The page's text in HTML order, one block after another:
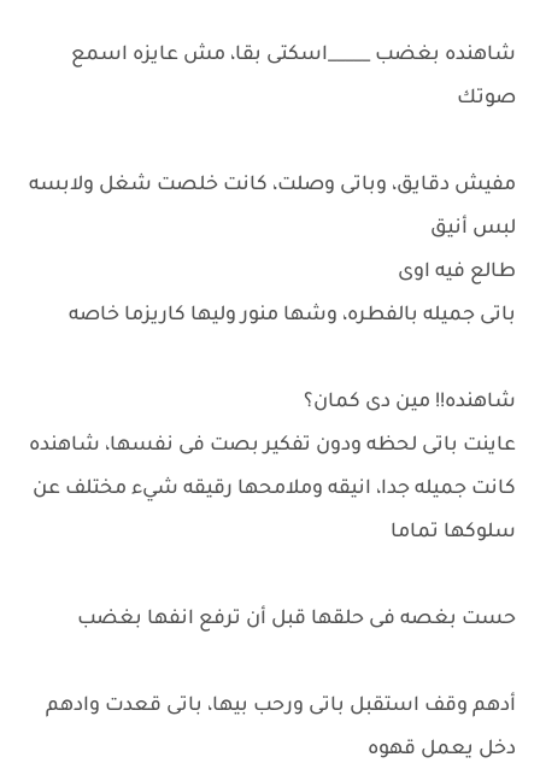
شاهنده بغضب _____اسكتى بقا، مش عايزه اسمع
صوتك
مفيش دقايق، وباتى وصلت، كانت خلصت شغل ولابسه
لبس أنيق
طالع فيه اوى
باتى جميله بالفطره، وشها منور وليها كاريزما خاصه
شاهنده!! مين دى كمان؟
عاينت باتى لحظه ودون تفكير بصت فى نفسها، شاهنده
كانت جميله جدا، انيقه وملامحها رقيقه شيء مختلف عن
سلوكها تماما
حست بغصه فى حلقها قبل أن ترفع انفها بغضب
أدهم وقف استقبل باتى ورحب بيها، باتى قعدت وادهم
دخل يعمل قهوه